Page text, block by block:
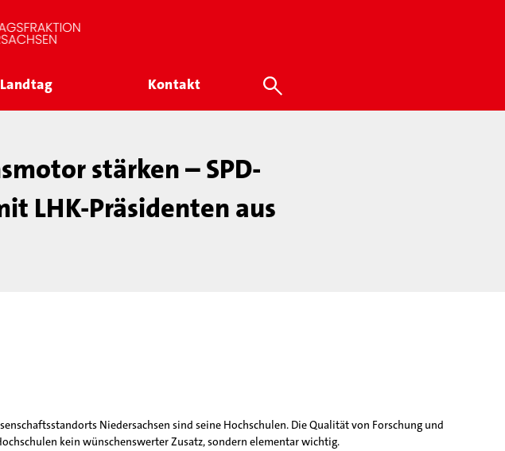
Landtag Kontakt
stärken – SPD-
LHK-Präsidenten aus
Niedersachsen sind seine Hochschulen. Die Qualität von Forschung und
kein wünschenswerter Zusatz, sondern elementar wichtig.